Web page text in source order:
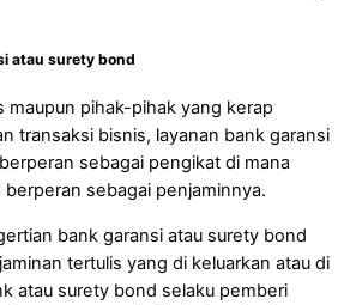
atau surety bond
maupun pihak-pihak yang kerap
transaksi bisnis, layanan bank garansi
sebagai pengikat di mana
sebagai penjaminnya.
bank garansi atau surety bond
tertulis yang di keluarkan atau di
atau surety bond selaku pemberi